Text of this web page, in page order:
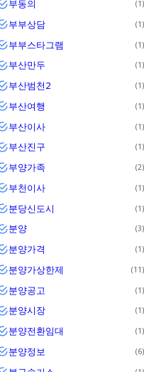
부동의 1
부부상담 1
부부스타그램 1
부산만두 1
부산범천2 1
부산여행 1
부산이사 1
부산진구 1
부양가족 2
부천이사 1
분당신도시 1
분양 3
분양가격 1
분양가상한제 11
분양공고 1
분양시장 1
분양전환임대 1
분양정보 6